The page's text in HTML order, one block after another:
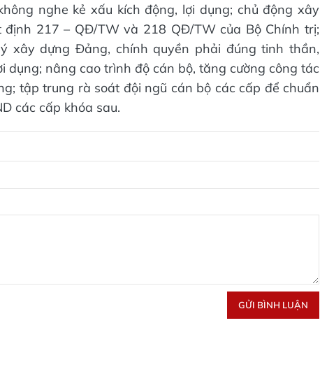
nghe kẻ xấu kích động, lợi dụng; chủ động xây
217 – QĐ/TW và 218 QĐ/TW của Bộ Chính trị;
xây dựng Đảng, chính quyền phải đúng tinh thần,
dụng; nâng cao trình độ cán bộ, tăng cường công tác
tập trung rà soát đội ngũ cán bộ các cấp để chuẩn
các cấp khóa sau.
GỬI BÌNH LUẬN